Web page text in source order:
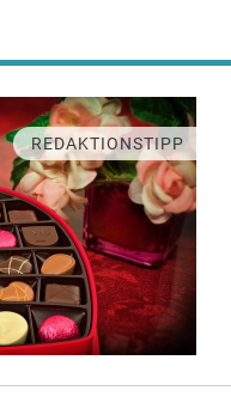
REDAKTIONSTIPP